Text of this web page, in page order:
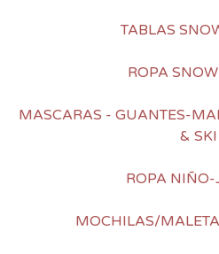
TABLAS
ROPA
MASCARAS - GUANTES-
& SKI
ROPA
MOCHILAS/